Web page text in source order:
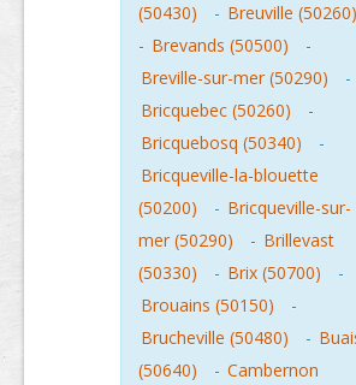
(50430)
- Breuville (50260)
- Brevands (50500)
-
Breville-sur-mer (50290)
-
Bricquebec (50260)
-
Bricquebosq (50340)
-
Bricqueville-la-blouette
(50200)
- Bricqueville-sur-
mer (50290)
- Brillevast
(50330)
- Brix (50700)
-
Brouains (50150)
-
Brucheville (50480)
-
(50640)
- Cambernon